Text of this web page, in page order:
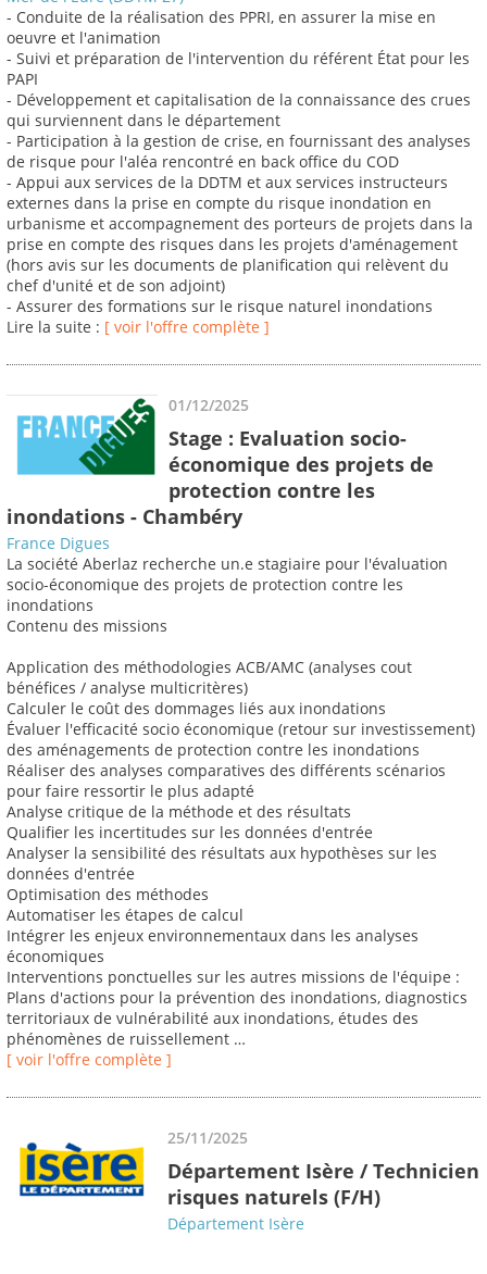
- Conduite de la réalisation des PPRI, en assurer la mise en
oeuvre et l'animation
- Suivi et préparation de l'intervention du référent État pour les
PAPI
- Développement et capitalisation de la connaissance des crues
qui surviennent dans le département
- Participation à la gestion de crise, en fournissant des analyses
de risque pour l'aléa rencontré en back office du COD
- Appui aux services de la DDTM et aux services instructeurs
externes dans la prise en compte du risque inondation en
urbanisme et accompagnement des porteurs de projets dans la
prise en compte des risques dans les projets d'aménagement
(hors avis sur les documents de planification qui relèvent du
chef d'unité et de son adjoint)
- Assurer des formations sur le risque naturel inondations
Lire la suite : [ voir l'offre complète ]
01/12/2025
Stage : Evaluation socio-
économique des projets de
protection contre les
inondations - Chambéry
France Digues
La société Aberlaz recherche un.e stagiaire pour l'évaluation
socio-économique des projets de protection contre les
inondations
Contenu des missions
Application des méthodologies ACB/AMC (analyses cout
bénéfices / analyse multicritères)
Calculer le coût des dommages liés aux inondations
Évaluer l'efficacité socio économique (retour sur investissement)
des aménagements de protection contre les inondations
Réaliser des analyses comparatives des différents scénarios
pour faire ressortir le plus adapté
Analyse critique de la méthode et des résultats
Qualifier les incertitudes sur les données d'entrée
Analyser la sensibilité des résultats aux hypothèses sur les
données d'entrée
Optimisation des méthodes
Automatiser les étapes de calcul
Intégrer les enjeux environnementaux dans les analyses
économiques
Interventions ponctuelles sur les autres missions de l'équipe :
Plans d'actions pour la prévention des inondations, diagnostics
territoriaux de vulnérabilité aux inondations, études des
phénomènes de ruissellement …
[ voir l'offre complète ]
25/11/2025
Département Isère / Technicien
risques naturels (F/H)
Département Isère